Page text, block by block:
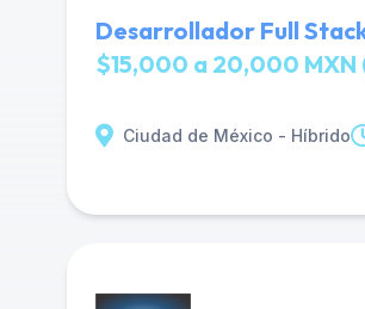
Desarrollador Full
$15,000 a 20,000 MXN
Ciudad de México - Híbrido